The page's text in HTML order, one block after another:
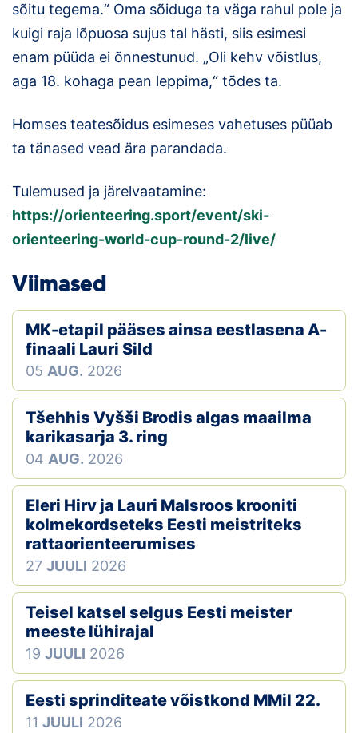
sõitu tegema.“ Oma sõiduga ta väga rahul pole ja
kuigi raja lõpuosa sujus tal hästi, siis esimesi
enam püüda ei õnnestunud. „Oli kehv võistlus,
aga 18. kohaga pean leppima,“ tõdes ta.
Homses teatesõidus esimeses vahetuses püüab
ta tänased vead ära parandada.
Tulemused ja järelvaatamine:
https://orienteering.sport/event/ski-
orienteering-world-cup-round-2/live/
Viimased
MK-etapil pääses ainsa eestlasena A-
finaali Lauri Sild
05 AUG. 2026
Tšehhis Vyšši Brodis algas maailma
karikasarja 3. ring
04 AUG. 2026
Eleri Hirv ja Lauri Malsroos krooniti
kolmekordseteks Eesti meistriteks
rattaorienteerumises
27 JUULI 2026
Teisel katsel selgus Eesti meister
meeste lühirajal
19 JUULI 2026
Eesti sprinditeate võistkond MMil 22.
11 JUULI 2026